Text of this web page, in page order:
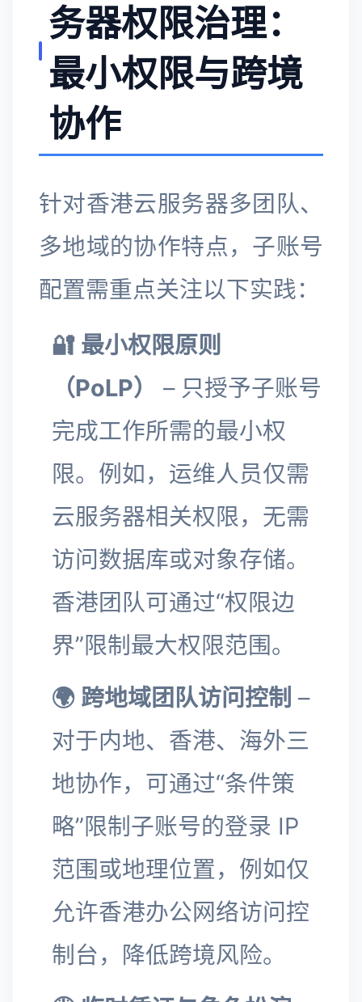
务器权限治理：
最小权限与跨境
协作
针对香港云服务器多团队、
多地域的协作特点，子账号
配置需重点关注以下实践：
🔐 最小权限原则
（PoLP）
– 只授予子账号
完成工作所需的最小权
限。例如，运维人员仅需
云服务器相关权限，无需
访问数据库或对象存储。
香港团队可通过“权限边
界”限制最大权限范围。
🌍 跨地域团队访问控制 –
对于内地、香港、海外三
地协作，可通过“条件策
略”限制子账号的登录 IP
范围或地理位置，例如仅
允许香港办公网络访问控
制台，降低跨境风险。